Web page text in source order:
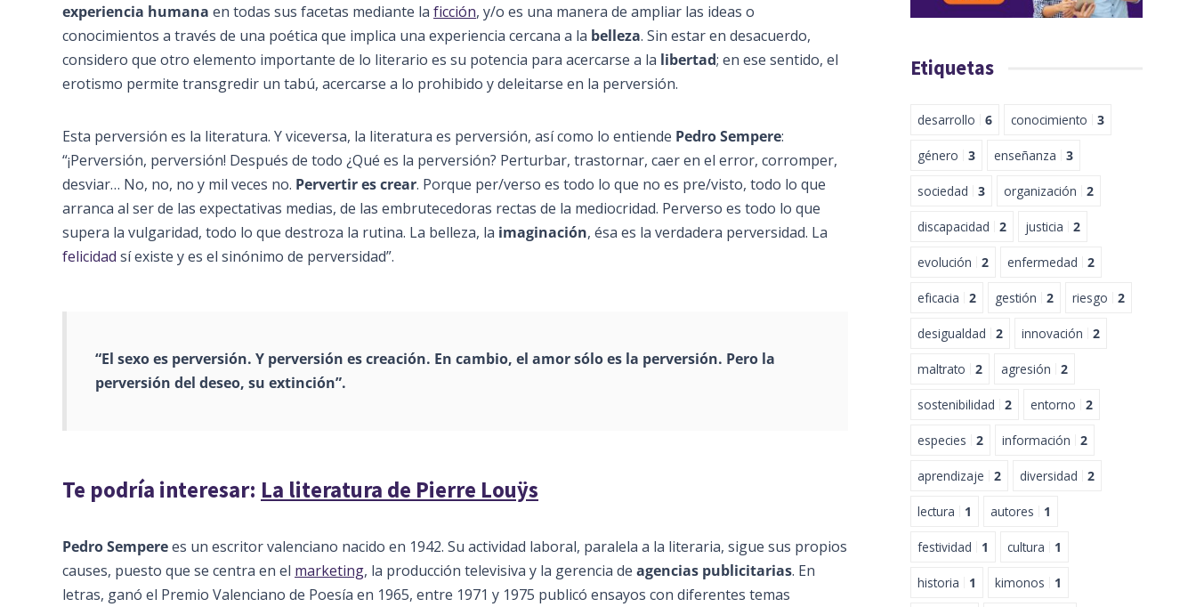
experiencia humana en todas sus facetas mediante la ficción, y/o es una manera de ampliar las ideas o
conocimientos a través de una poética que implica una experiencia cercana a la belleza. Sin estar en desacuerdo,
considero que otro elemento importante de lo literario es su potencia para acercarse a la libertad; en ese sentido, el
erotismo permite transgredir un tabú, acercarse a lo prohibido y deleitarse en la perversión.
Esta perversión es la literatura. Y viceversa, la literatura es perversión, así como lo entiende Pedro Sempere:
“¡Perversión, perversión! Después de todo ¿Qué es la perversión? Perturbar, trastornar, caer en el error, corromper,
desviar… No, no, no y mil veces no. Pervertir es crear. Porque per/verso es todo lo que no es pre/visto, todo lo que
arranca al ser de las expectativas medias, de las embrutecedoras rectas de la mediocridad. Perverso es todo lo que
supera la vulgaridad, todo lo que destroza la rutina. La belleza, la imaginación, ésa es la verdadera perversidad. La
felicidad sí existe y es el sinónimo de perversidad”.
“El sexo es perversión. Y perversión es creación. En cambio, el amor sólo es la perversión. Pero la
perversión del deseo, su extinción”.
Te podría interesar: La literatura de Pierre Louÿs
Pedro Semperees un escritor valenciano nacido en 1942. Su actividad laboral, paralela a la literaria, sigue sus propios
causes, puesto que se centra en el marketing, la producción televisiva y la gerencia de agencias publicitarias. En
letras, ganó el Premio Valenciano de Poesía en 1965, entre 1971 y 1975 publicó ensayos con diferentes temas
Etiquetas
desarrollo 6 conocimiento 3
género 3 enseñanza 3
sociedad 3 organización 2
discapacidad 2 justicia 2
evolución 2 enfermedad 2
eficacia 2 gestión 2 riesgo 2
desigualdad 2 innovación 2
maltrato 2 agresión 2
sostenibilidad 2 entorno 2
especies 2 información 2
aprendizaje 2 diversidad 2
lectura 1 autores 1
festividad 1 cultura 1
historia 1 kimonos 1